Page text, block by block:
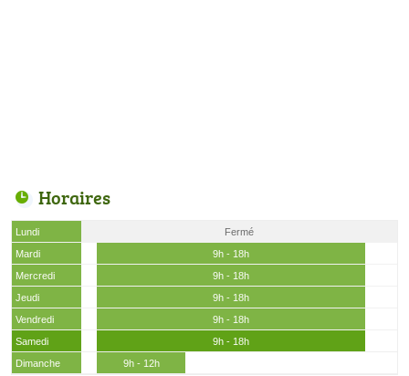
Horaires
Lundi
Fermé
Mardi
9h - 18h
Mercredi
9h - 18h
Jeudi
9h - 18h
Vendredi
9h - 18h
Samedi
9h - 18h
Dimanche
9h - 12h